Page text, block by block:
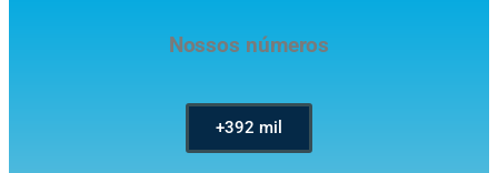
Nossos números
+392 mil